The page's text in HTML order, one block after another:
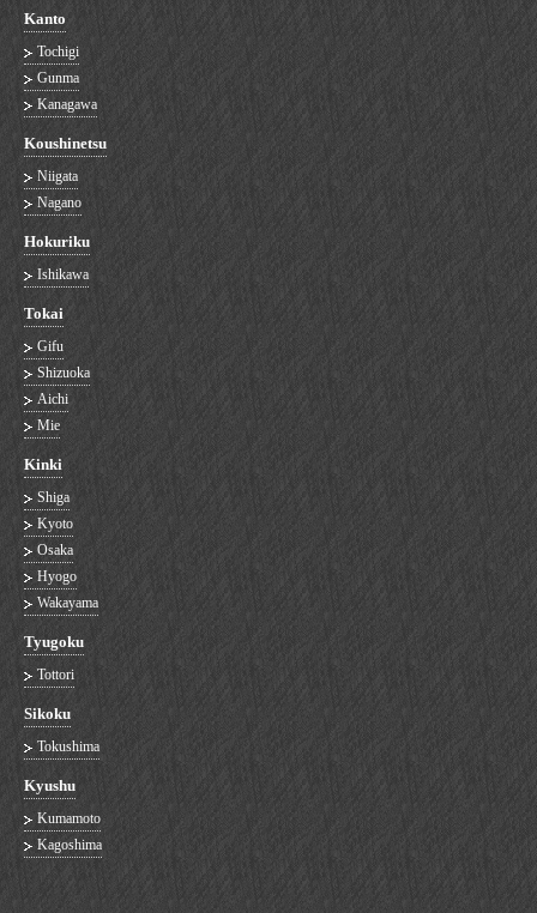
Kanto
Tochigi
Gunma
Kanagawa
Koushinetsu
Niigata
Nagano
Hokuriku
Ishikawa
Tokai
Gifu
Shizuoka
Aichi
Mie
Kinki
Shiga
Kyoto
Osaka
Hyogo
Wakayama
Tyugoku
Tottori
Sikoku
Tokushima
Kyushu
Kumamoto
Kagoshima